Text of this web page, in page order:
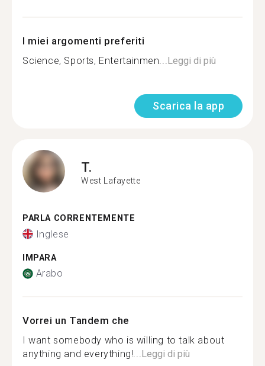
I miei argomenti preferiti
Science, Sports, Entertainmen...Leggi di più
Scarica la app
T.
West Lafayette
PARLA CORRENTEMENTE
Inglese
IMPARA
Arabo
Vorrei un Tandem che
I want somebody who is willing to talk about
anything and everything!...Leggi di più